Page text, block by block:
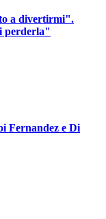
a divertirmi".
perderla"
Fernandez e Di